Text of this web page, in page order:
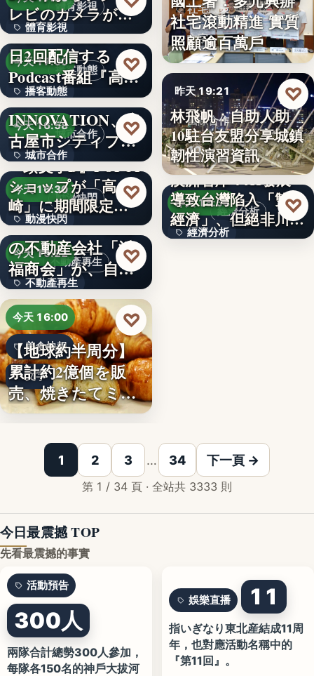
體育影視
體育影視
99
レビのカメラが追
い続け…
播客動態
今天 17:00
播客動態
文字
俳優・高橋健介が1
日2回配信する
Podcast番組『高
橋…
♡
城市合作
今天 16:58
城市合作
文字
NEXT
INNOVATION、名
古屋市シティプロ
モーシ…
♡
動漫快閃
今天 16:30
動漫快閃
366
『頭文字D』POPUP
ショップが「高
崎」に期間限定で
登場…
♡
不動產再生
今天 16:22
不動產再生
文字
1970年創業の長崎
の不動産会社「浜
福商会」が、自ら
再生…
♡
今天 16:00
美食快報
文字
【地球約半周分】
累計約2億個を販
売、焼きたてミニ
クロワッ…
♡
社宅政策
文字
社宅滾動精進 實質
照顧逾百萬戶
昨天 19:21
國際合作
10
林飛帆：自助人助
10駐台友盟分享城鎮
韌性演習資訊
♡
經濟分析
昨天 18:54
經濟分析
澳洲智庫：AI發展
導致台灣陷入「雙速
經濟」、但絕非川普
所…
♡
1 2 3 … 34 下一頁 →
第 1 / 34 頁 · 全站共 3333 則
今日最震撼 TOP
先看最震撼的事實
活動預告
300人
兩隊合計總勢300人參加，
每隊各150名的神戶大拔河
娛樂直播 11
指いぎなり東北産結成11周
年，也對應活動名稱中的
『第11回』。